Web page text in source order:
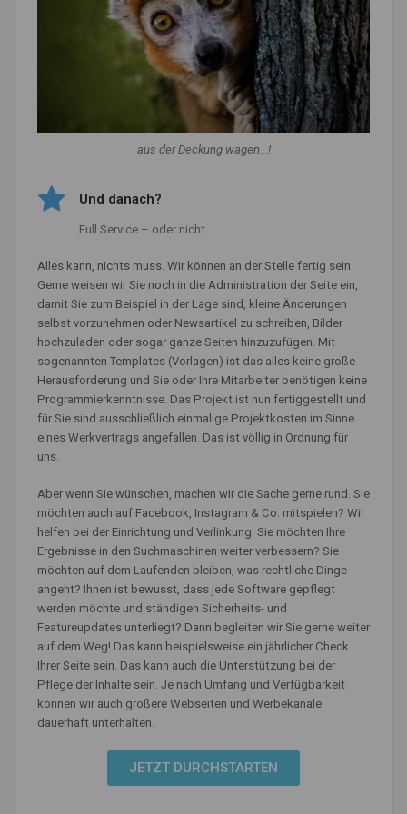
aus der Deckung wagen...!
Und danach?
Full Service – oder nicht
Alles kann, nichts muss. Wir können an der Stelle fertig sein.
Gerne weisen wir Sie noch in die Administration der Seite ein,
damit Sie zum Beispiel in der Lage sind, kleine Änderungen
selbst vorzunehmen oder Newsartikel zu schreiben, Bilder
hochzuladen oder sogar ganze Seiten hinzuzufügen. Mit
sogenannten Templates (Vorlagen) ist das alles keine große
Herausforderung und Sie oder Ihre Mitarbeiter benötigen keine
Programmierkenntnisse. Das Projekt ist nun fertiggestellt und
für Sie sind ausschließlich einmalige Projektkosten im Sinne
eines Werkvertrags angefallen. Das ist völlig in Ordnung für
uns.
Aber wenn Sie wünschen, machen wir die Sache gerne rund. Sie
möchten auch auf Facebook, Instagram & Co. mitspielen? Wir
helfen bei der Einrichtung und Verlinkung. Sie möchten Ihre
Ergebnisse in den Suchmaschinen weiter verbessern? Sie
möchten auf dem Laufenden bleiben, was rechtliche Dinge
angeht? Ihnen ist bewusst, dass jede Software gepflegt
werden möchte und ständigen Sicherheits- und
Featureupdates unterliegt? Dann begleiten wir Sie gerne weiter
auf dem Weg! Das kann beispielsweise ein jährlicher Check
Ihrer Seite sein. Das kann auch die Unterstützung bei der
Pflege der Inhalte sein. Je nach Umfang und Verfügbarkeit
können wir auch größere Webseiten und Werbekanäle
dauerhaft unterhalten.
JETZT DURCHSTARTEN